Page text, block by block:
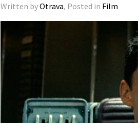
Written byOtrava, Posted in Film